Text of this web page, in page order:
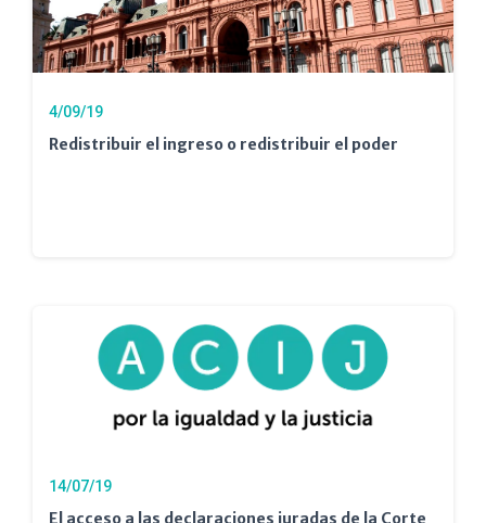
4/09/19
Redistribuir el ingreso o redistribuir el poder
14/07/19
El acceso a las declaraciones juradas de la Corte